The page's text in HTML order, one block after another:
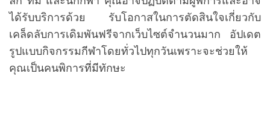
ได้รับบริการด้วย รับโอกาสในการตัดสินใจเกี่ยวกับ
เคล็ดลับการเดิมพันฟรีจากเว็บไซต์จำนวนมาก อัปเดต
รูปแบบกิจกรรมกีฬาโดยทั่วไปทุกวันเพราะจะช่วยให้
คุณเป็นคนพิการที่มีทักษะ